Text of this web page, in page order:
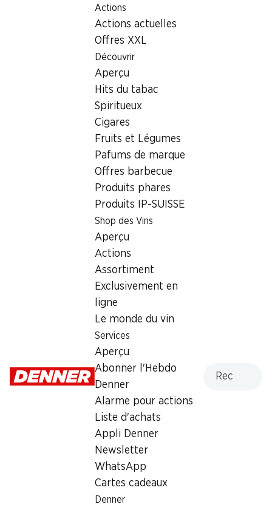
Actions
Actions actuelles
Offres XXL
Découvrir
Aperçu
Hits du tabac
Spiritueux
Cigares
Fruits et Légumes
Pafums de marque
Offres barbecue
Produits phares
Produits IP-SUISSE
Shop des Vins
Aperçu
Actions
Assortiment
Exclusivement en
ligne
Le monde du vin
Services
Aperçu
Abonner l'Hebdo
Denner
Alarme pour actions
Liste d'achats
Appli Denner
Newsletter
WhatsApp
Cartes cadeaux
Denner
Localisateur de succursales
Succursale Denner Rue Camus 6, 1470 Estavayer-le-Lac
1470 Estavayer-le-Lac
Rue Camus 6, 1470 Estavayer-le-Lac
Heures d'ouverture